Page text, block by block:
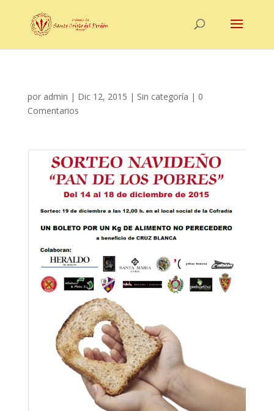
por admin | Dic 12, 2015 | Sin categoría | 0
Comentarios